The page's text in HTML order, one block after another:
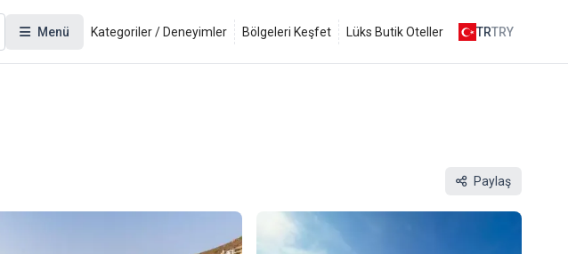
Menü Kategoriler / Deneyimler Bölgeleri Keşfet Lüks Butik Oteller TRTRY
Paylaş